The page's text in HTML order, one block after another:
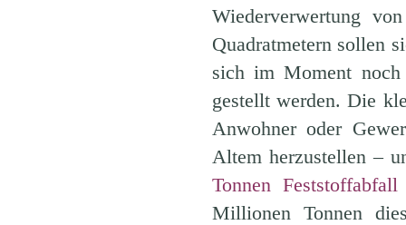
Wiederverwertung
Quadratmetern sollen
sich im Moment
gestellt werden. Die
Anwohner oder
Altem herzustellen –
Tonnen Feststoffabfall
Millionen Tonnen